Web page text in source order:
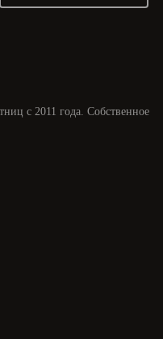
с 2011 года. Собственное